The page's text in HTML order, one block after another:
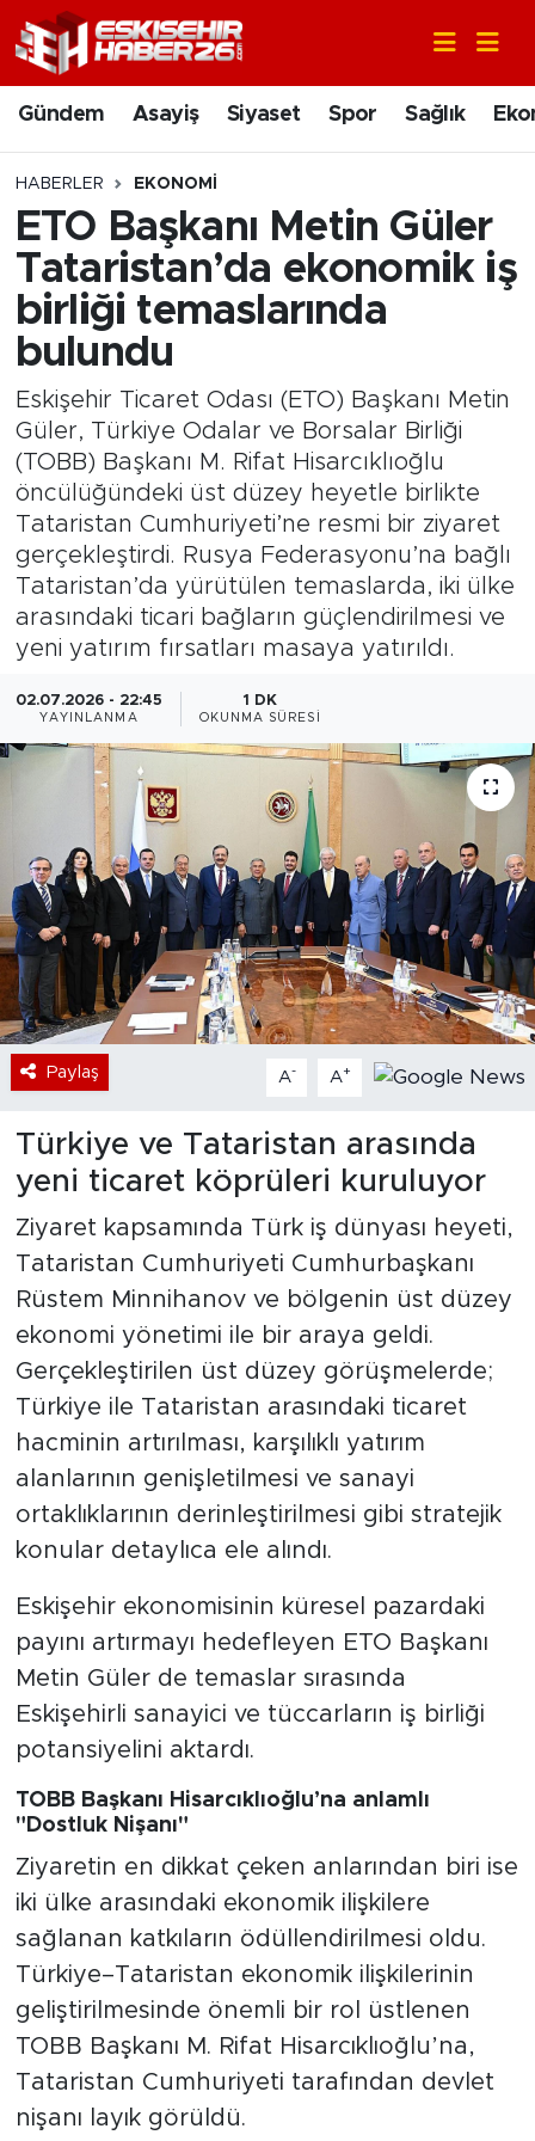
Gündem Asayiş Siyaset Spor Sağlık
HABERLER EKONOMI
ETO Başkanı Metin Güler
Tataristan’da ekonomik iş
birliği temaslarında
bulundu
Eskişehir Ticaret Odası (ETO) Başkanı Metin
Güler, Türkiye Odalar ve Borsalar Birliği
(TOBB) Başkanı M. Rifat Hisarcıklıoğlu
öncülüğündeki üst düzey heyetle birlikte
Tataristan Cumhuriyeti’ne resmi bir ziyaret
gerçekleştirdi. Rusya Federasyonu’na bağlı
Tataristan’da yürütülen temaslarda, iki ülke
arasındaki ticari bağların güçlendirilmesi ve
yeni yatırım fırsatları masaya yatırıldı.
02.07.2026 - 22:45
YAYINLANMA
1 DK
OKUNMA SÜRESI
Paylaş A- A+
Türkiye ve Tataristan arasında
yeni ticaret köprüleri kuruluyor
Ziyaret kapsamında Türk iş dünyası heyeti,
Tataristan Cumhuriyeti Cumhurbaşkanı
Rüstem Minnihanov ve bölgenin üst düzey
ekonomi yönetimi ile bir araya geldi.
Gerçekleştirilen üst düzey görüşmelerde;
Türkiye ile Tataristan arasındaki ticaret
hacminin artırılması, karşılıklı yatırım
alanlarının genişletilmesi ve sanayi
ortaklıklarının derinleştirilmesi gibi stratejik
konular detaylıca ele alındı.
Eskişehir ekonomisinin küresel pazardaki
payını artırmayı hedefleyen ETO Başkanı
Metin Güler de temaslar sırasında
Eskişehirli sanayici ve tüccarların iş birliği
potansiyelini aktardı.
TOBB Başkanı Hisarcıklıoğlu’na anlamlı
"Dostluk Nişanı"
Ziyaretin en dikkat çeken anlarından biri ise
iki ülke arasındaki ekonomik ilişkilere
sağlanan katkıların ödüllendirilmesi oldu.
Türkiye–Tataristan ekonomik ilişkilerinin
geliştirilmesinde önemli bir rol üstlenen
TOBB Başkanı M. Rifat Hisarcıklıoğlu’na,
Tataristan Cumhuriyeti tarafından devlet
nişanı layık görüldü.
Gündem
Asayiş
Siyaset
Spor
Sağlık
Ekonomi
Eğitim
Sanat
Bölge
Teknoloji
Magazin
Dünya
Sektör
Nöbetçi Eczaneler
Hava Durumu
Trafik Durumu
Süper Lig Puan Durumu ve Fikstür
Tüm Manşetler
Son Dakika Haberleri
Haber Arşivi